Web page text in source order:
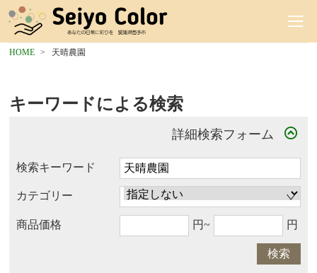
HOME 天晴農園
キーワードによる検索
詳細検索フォーム
検索キーワード
カテゴリー
商品価格 円~ 円
検索